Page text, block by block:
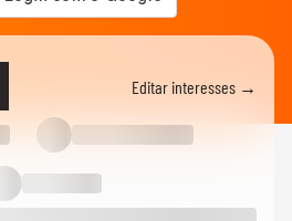
Editar interesses →